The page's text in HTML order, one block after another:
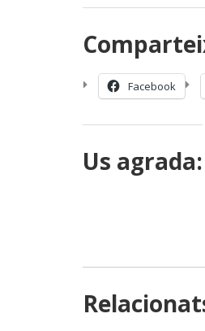
Facebook
Us agrada: